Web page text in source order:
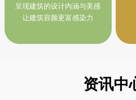
呈现建筑的设计内涵与美感
让建筑容颜更富感染力
资讯中